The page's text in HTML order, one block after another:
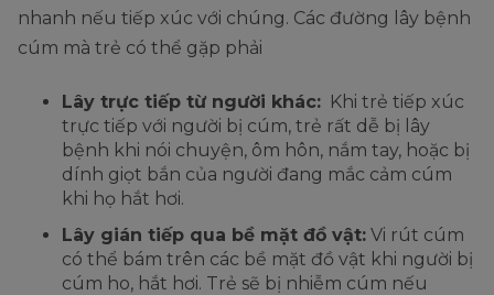
nhanh nếu tiếp xúc với chúng. Các đường lây bệnh
cúm mà trẻ có thể gặp phải
Lây trực tiếp từ người khác: Khi trẻ tiếp xúc
trực tiếp với người bị cúm, trẻ rất dễ bị lây
bệnh khi nói chuyện, ôm hôn, nắm tay, hoặc bị
dính giọt bắn của người đang mắc cảm cúm
khi họ hắt hơi.
Lây gián tiếp qua bề mặt đồ vật: Vi rút cúm
có thể bám trên các bề mặt đồ vật khi người bị
cúm ho, hắt hơi. Trẻ sẽ bị nhiễm cúm nếu